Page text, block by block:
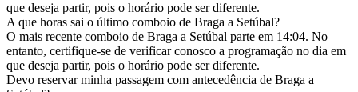
que deseja partir, pois o horário pode ser diferente.
A que horas sai o último comboio de Braga a Setúbal?
O mais recente comboio de Braga a Setúbal parte em 14:04. No
entanto, certifique-se de verificar conosco a programação no dia em
que deseja partir, pois o horário pode ser diferente.
Devo reservar minha passagem com antecedência de Braga a